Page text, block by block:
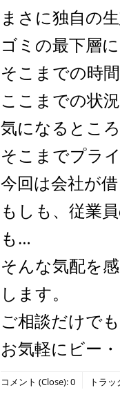
まさに独自の
ゴミの最下層
そこまでの時
ここまでの状
気になるとこ
そこまでプラ
今回は会社が
もしも、従業
も…
そんな気配を
します。
ご相談だけで
お気軽にビー
コメント (Close):0 トラ